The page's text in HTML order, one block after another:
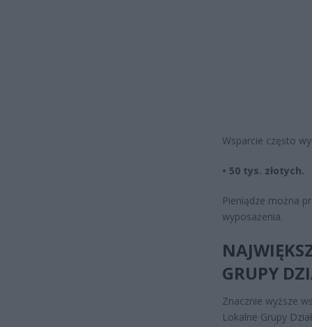
Wsparcie często
• 50 tys. złotych.
Pieniądze można
wyposażenia.
GRUPY
Znacznie wyższe
Lokalne Grupy